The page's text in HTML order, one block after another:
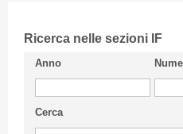
CIFI in breve
Linee Guida
Privacy Policy
Ricerca nelle sezioni IF
Anno
Cerca